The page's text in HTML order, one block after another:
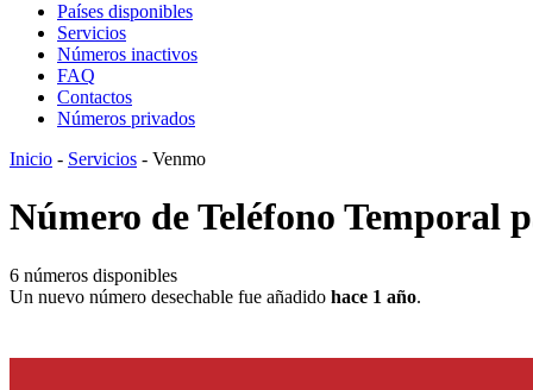
Países disponibles
Servicios
Números inactivos
FAQ
Contactos
Números privados
Inicio - Servicios - Venmo
Número de Teléfono Temporal
6 números disponibles
Un nuevo número desechable fue añadido hace 1 año.